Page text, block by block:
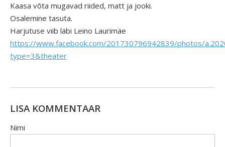
Kaasa võta mugavad riided, matt ja jooki.
Osalemine tasuta.
Harjutuse viib läbi Leino Laurimäe
https://www.facebook.com/201730796942839/photos/
type=3&theater
LISA KOMMENTAAR
Nimi